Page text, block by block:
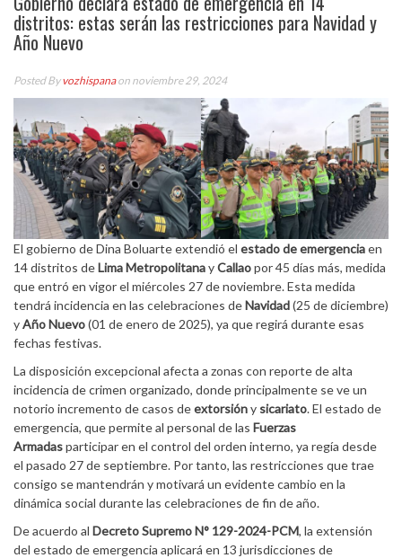
distritos: estas serán las restricciones para Navidad y
Año Nuevo
Posted Byvozhispanaon noviembre 29, 2024
El gobierno de Dina Boluarte extendió el estado de emergenciaen
14 distritos deLima MetropolitanayCallaopor 45 días más, medida
que entró en vigor el miércoles 27 de noviembre. Esta medida
tendrá incidencia en las celebraciones deNavidad(25 de diciembre)
yAño Nuevo(01 de enero de 2025), ya que regirá durante esas
fechas festivas.
La disposición excepcional afecta a zonas con reporte de alta
incidencia de crimen organizado, donde principalmente se ve un
notorio incremento de casos deextorsióny sicariato. El estado de
emergencia, que permite al personal de las Fuerzas
Armadasparticipar en el control del orden interno, ya regía desde
el pasado 27 de septiembre. Por tanto, las restricciones que trae
consigo se mantendrán y motivará un evidente cambio en la
dinámica social durante las celebraciones de fin de año.
De acuerdo al Decreto Supremo N° 129-2024-PCM, la extensión
del estado de emergencia aplicará en 13 jurisdicciones de